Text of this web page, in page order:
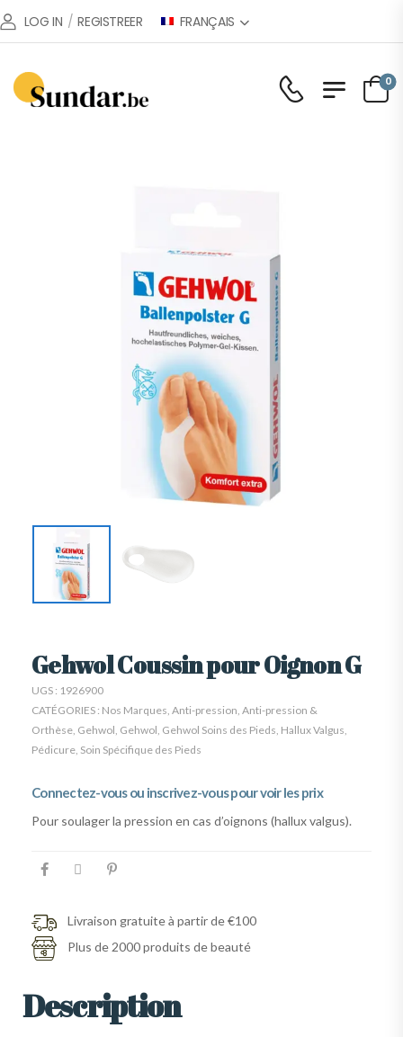
LOG IN / REGISTREER FRANÇAIS
0
Gehwol Coussin pour Oignon G
UGS : 1926900
CATÉGORIES : Nos Marques Anti-pression Anti-pression &
Orthèse Gehwol Gehwol Gehwol Soins des Pieds Hallux Valgus
Pédicure Soin Spécifique des Pieds
Connectez-vous ou inscrivez-vous pour voir les prix
Pour soulager la pression en cas d’oignons (hallux valgus).
Livraison gratuite à partir de €100
Plus de 2000 produits de beauté
Description